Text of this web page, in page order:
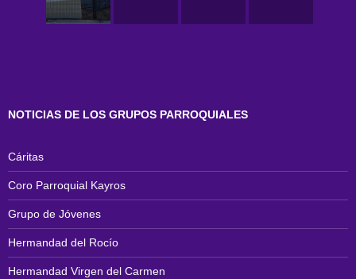
NOTICIAS DE LOS GRUPOS PARROQUIALES
Cáritas
Coro Parroquial Kayros
Grupo de Jóvenes
Hermandad del Rocío
Hermandad Virgen del Carmen